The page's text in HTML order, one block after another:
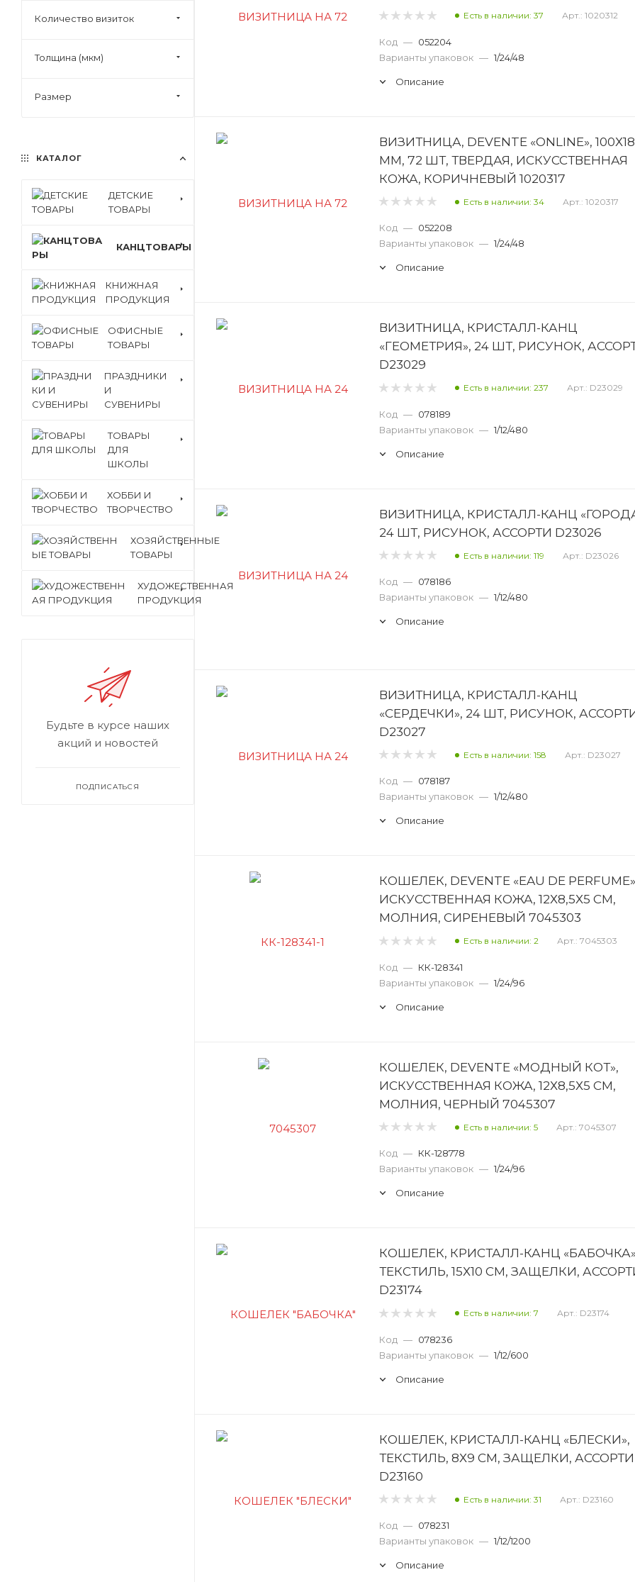
Есть в наличии: 37 Арт.: 1020312
Код — 052204
Варианты упаковок — 1/24/48
Описание
ВИЗИТНИЦА, DEVENTE «ONLINE»,
ММ, 72 ШТ, ТВЕРДАЯ, ИСКУССТВЕННАЯ
КОЖА, КОРИЧНЕВЫЙ 1020317
Есть в наличии: 34 Арт.: 1020317
Код — 052208
Варианты упаковок — 1/24/48
Описание
ВИЗИТНИЦА, КРИСТАЛЛ-КАНЦ
«ГЕОМЕТРИЯ», 24 ШТ, РИСУНОК,
D23029
Есть в наличии: 237 Арт.: D23029
Код — 078189
Варианты упаковок — 1/12/480
Описание
ВИЗИТНИЦА, КРИСТАЛЛ-КАНЦ
24 ШТ, РИСУНОК, АССОРТИ D23026
Есть в наличии: 119 Арт.: D23026
Код — 078186
Варианты упаковок — 1/12/480
Описание
ВИЗИТНИЦА, КРИСТАЛЛ-КАНЦ
«СЕРДЕЧКИ», 24 ШТ, РИСУНОК,
D23027
Есть в наличии: 158 Арт.: D23027
Код — 078187
Варианты упаковок — 1/12/480
Описание
КОШЕЛЕК, DEVENTE «EAU DE
ИСКУССТВЕННАЯ КОЖА, 12Х8,5Х5 СМ,
МОЛНИЯ, СИРЕНЕВЫЙ 7045303
Есть в наличии: 2 Арт.: 7045303
Код — КК-128341
Варианты упаковок — 1/24/96
Описание
КОШЕЛЕК, DEVENTE «МОДНЫЙ КОТ»,
ИСКУССТВЕННАЯ КОЖА, 12Х8,5Х5 СМ,
МОЛНИЯ, ЧЕРНЫЙ 7045307
Есть в наличии: 5 Арт.: 7045307
Код — КК-128778
Варианты упаковок — 1/24/96
Описание
КОШЕЛЕК, КРИСТАЛЛ-КАНЦ
ТЕКСТИЛЬ, 15Х10 СМ, ЗАЩЕЛКИ,
D23174
Есть в наличии: 7 Арт.: D23174
Код — 078236
Варианты упаковок — 1/12/600
Описание
КОШЕЛЕК, КРИСТАЛЛ-КАНЦ «БЛЕСКИ»,
ТЕКСТИЛЬ, 8Х9 СМ, ЗАЩЕЛКИ, АССОРТИ
D23160
Есть в наличии: 31 Арт.: D23160
Код — 078231
Варианты упаковок — 1/12/1200
Описание
Количество визиток
Толщина (мкм)
Размер
КАТАЛОГ
ДЕТСКИЕ
ТОВАРЫ
КАНЦТОВАРЫ
КНИЖНАЯ
ПРОДУКЦИЯ
ОФИСНЫЕ
ТОВАРЫ
ПРАЗДНИКИ
И
СУВЕНИРЫ
ТОВАРЫ
ДЛЯ
ШКОЛЫ
ХОББИ И
ТВОРЧЕСТВО
ХОЗЯЙСТВЕННЫЕ
ТОВАРЫ
ХУДОЖЕСТВЕННАЯ
ПРОДУКЦИЯ
Будьте в курсе наших
акций и новостей
ПОДПИСАТЬСЯ